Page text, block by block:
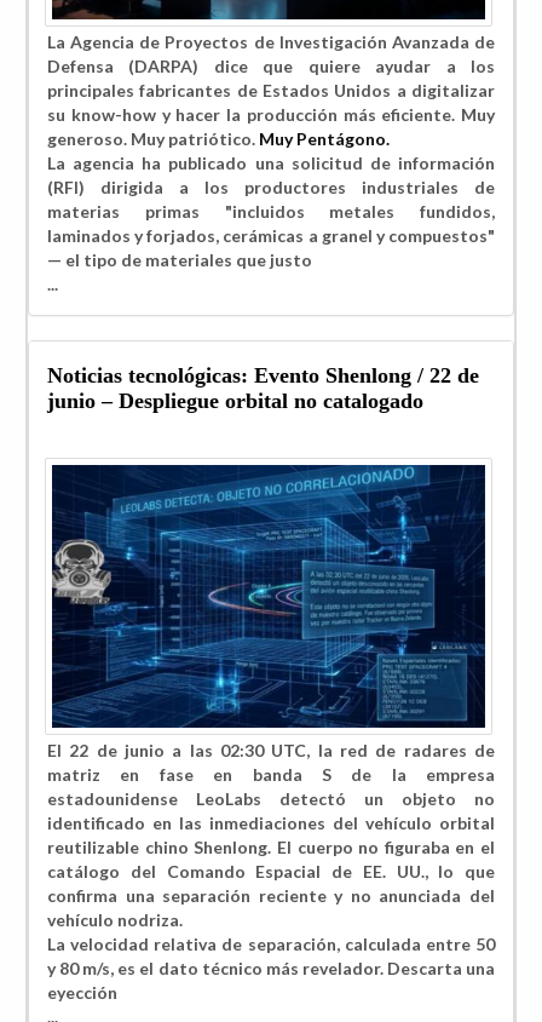
La Agencia de Proyectos de Investigación Avanzada de
Defensa (DARPA) dice que quiere ayudar a los
principales fabricantes de Estados Unidos a digitalizar
su know-how y hacer la producción más eficiente. Muy
generoso. Muy patriótico. Muy Pentágono.
La agencia ha publicado una solicitud de información
(RFI) dirigida a los productores industriales de
materias primas "incluidos metales fundidos,
laminados y forjados, cerámicas a granel y compuestos"
— el tipo de materiales que justo
...
Noticias tecnológicas: Evento Shenlong / 22 de
junio – Despliegue orbital no catalogado
El 22 de junio a las 02:30 UTC, la red de radares de
matriz en fase en banda S de la empresa
estadounidense LeoLabs detectó un objeto no
identificado en las inmediaciones del vehículo orbital
reutilizable chino Shenlong. El cuerpo no figuraba en el
catálogo del Comando Espacial de EE. UU., lo que
confirma una separación reciente y no anunciada del
vehículo nodriza.
La velocidad relativa de separación, calculada entre 50
y 80 m/s, es el dato técnico más revelador. Descarta una
eyección
...